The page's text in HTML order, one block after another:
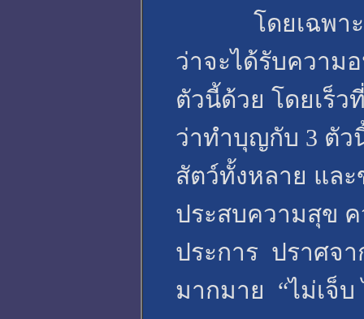
โดยเฉพาะอย่
ว่าจะได้รับความ
ตัวนี้ด้วย โดยเร็
ว่าทำบุญกับ 3 ตัว
สัตว์ทั้งหลาย แล
ประสบความสุข ค
ประการ ปราศจา
มากมาย “ไม่เจ็บ